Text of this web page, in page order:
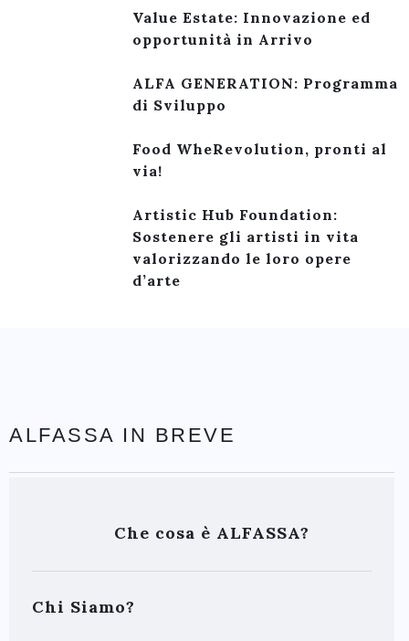
Value Estate: Innovazione ed
opportunità in Arrivo
ALFA GENERATION: Programma
di Sviluppo
Food WheRevolution, pronti al
via!
Artistic Hub Foundation:
Sostenere gli artisti in vita
valorizzando le loro opere
d’arte
ALFASSA IN BREVE
Che cosa è ALFASSA?
Chi Siamo?